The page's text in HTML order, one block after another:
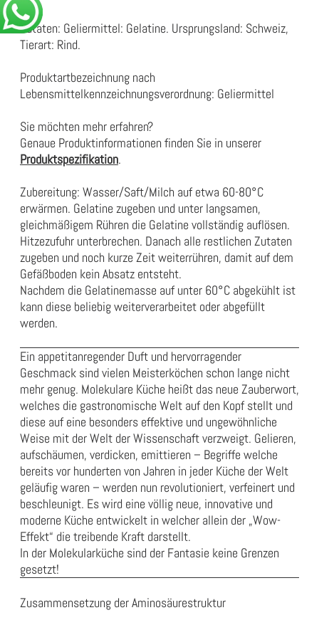
Zutaten: Geliermittel: Gelatine. Ursprungsland: Schweiz,
Tierart: Rind.
Produktartbezeichnung nach
Lebensmittelkennzeichnungsverordnung: Geliermittel
Sie möchten mehr erfahren?
Genaue Produktinformationen finden Sie in unserer
Produktspezifikation.
Zubereitung: Wasser/Saft/Milch auf etwa 60-80°C
erwärmen. Gelatine zugeben und unter langsamen,
gleichmäßigem Rühren die Gelatine vollständig auflösen.
Hitzezufuhr unterbrechen. Danach alle restlichen Zutaten
zugeben und noch kurze Zeit weiterrühren, damit auf dem
Gefäßboden kein Absatz entsteht.
Nachdem die Gelatinemasse auf unter 60°C abgekühlt ist
kann diese beliebig weiterverarbeitet oder abgefüllt
werden.
Ein appetitanregender Duft und hervorragender
Geschmack sind vielen Meisterköchen schon lange nicht
mehr genug. Molekulare Küche heißt das neue Zauberwort,
welches die gastronomische Welt auf den Kopf stellt und
diese auf eine besonders effektive und ungewöhnliche
Weise mit der Welt der Wissenschaft verzweigt. Gelieren,
aufschäumen, verdicken, emittieren – Begriffe welche
bereits vor hunderten von Jahren in jeder Küche der Welt
geläufig waren – werden nun revolutioniert, verfeinert und
beschleunigt. Es wird eine völlig neue, innovative und
moderne Küche entwickelt in welcher allein der „Wow-
Effekt“ die treibende Kraft darstellt.
In der Molekularküche sind der Fantasie keine Grenzen
gesetzt!
Zusammensetzung der Aminosäurestruktur